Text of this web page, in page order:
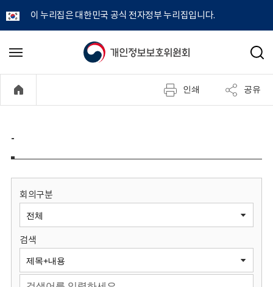
이 누리집은 대한민국 공식 전자정부 누리집입니다.
개
정
보
원
회
메
기
검
인쇄 공유
-
회의구분
검색